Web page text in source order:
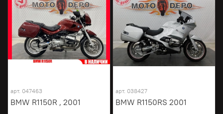
арт. 047463
BMW R1150R , 2001
арт. 038427
BMW R1150RS 2001